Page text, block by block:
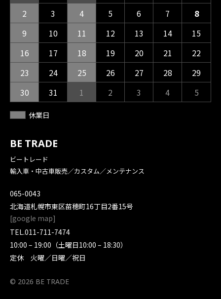
BE TRADE
ビートレード
輸入車・中古車販売／カスタム／メンテナンス
065-0043
北海道札幌市東区苗穂町16丁目2番15号
[google map]
TEL.011-711-7474
10:00 – 19:00（土曜日10:00 – 18:30）
定休 火曜／日曜／祝日
2
3 4 5 6 7
8
9
10 11 12 13 14
15
16
17 18 19 20 21
22
23
24 25 26 27 28
29
30
31 1 2 3 4 5
休業日
© 2026 BE TRADE